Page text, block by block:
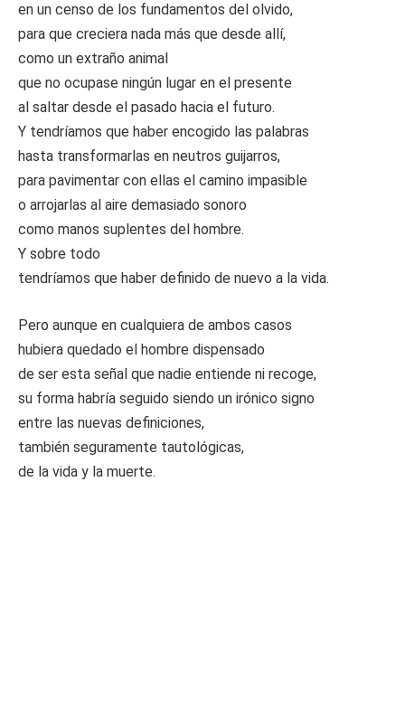
en un censo de los fundamentos del olvido,
para que creciera nada más que desde allí,
como un extraño animal
que no ocupase ningún lugar en el presente
al saltar desde el pasado hacia el futuro.
Y tendríamos que haber encogido las palabras
hasta transformarlas en neutros guijarros,
para pavimentar con ellas el camino impasible
o arrojarlas al aire demasiado sonoro
como manos suplentes del hombre.
Y sobre todo
tendríamos que haber definido de nuevo a la vida.
Pero aunque en cualquiera de ambos casos
hubiera quedado el hombre dispensado
de ser esta señal que nadie entiende ni recoge,
su forma habría seguido siendo un irónico signo
entre las nuevas definiciones,
también seguramente tautológicas,
de la vida y la muerte.